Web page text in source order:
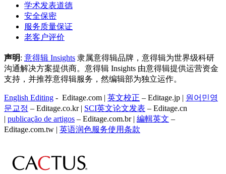
学术发表道德
安全保密
服务质量保证
老客户评价
声明: 意得辑 Insights 隶属意得辑品牌，意得辑为世界级科研
沟通解决方案提供商。意得辑 Insights 由意得辑提供运营资金
支持，并推荐意得辑服务，然编辑部为独立运作。
English Editing - Editage.com | 英文校正 – Editage.jp | 원어민영
문교정 – Editage.co.kr | SCI英文论文发表 – Editage.cn
| publicação de artigos – Editage.com.br | 編輯英文 –
Editage.com.tw | 英语润色服务使用条款